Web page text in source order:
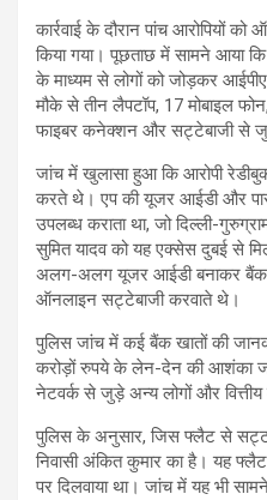
कार्रवाई के दौरान पांच आरोपियों
किया गया। पूछताछ में सामने आया
के माध्यम से लोगों को जोड़कर
मौके से तीन लैपटॉप, 17 मोबाइल
फाइबर कनेक्शन और सट्टेबाजी से
जांच में खुलासा हुआ कि आरोपी
करते थे। एप की यूजर आईडी और
उपलब्ध कराता था, जो दिल्ली-
सुमित यादव को यह एक्सेस दुबई से
अलग-अलग यूजर आईडी बनाकर बैंक
ऑनलाइन सट्टेबाजी करवाते थे।
पुलिस जांच में कई बैंक खातों की
करोड़ों रुपये के लेन-देन की आशंका
नेटवर्क से जुड़े अन्य लोगों और
पुलिस के अनुसार, जिस फ्लैट से सट्टा
निवासी अंकित कुमार का है। यह फ्लैट
पर दिलवाया था। जांच में यह भी